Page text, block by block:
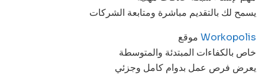
يسمح لك بالتقديم مباشرة ومتابعة الشركات
Workopolis
خاص بالكفاءات المبتدئة والمتوسطة
يعرض فرص عمل بدوام كامل وجزئي